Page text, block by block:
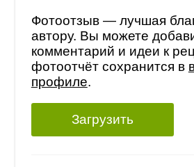
Фотоотзыв — лучшая
автору. Вы можете
комментарий и идеи к
фотоотчёт сохранится в
профиле.
Загрузить